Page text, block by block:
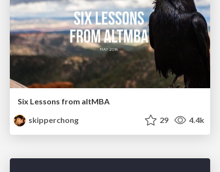
Six Lessons from altMBA
skipperchong
29 4.4k